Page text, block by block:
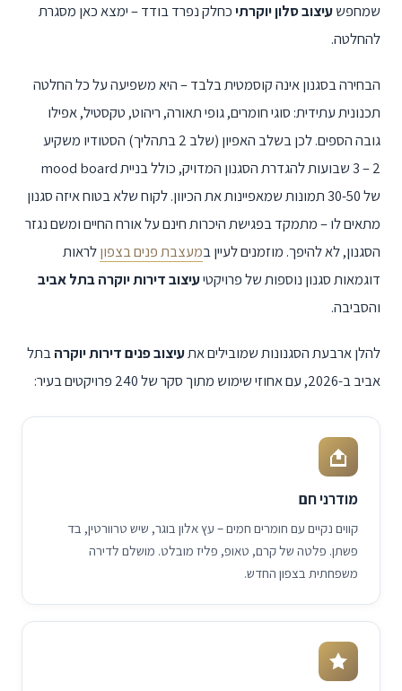
שמחפשעיצוב סלון יוקרתיכחלק נפרד בודד – ימצא כאן מסגרת
להחלטה.
הבחירה בסגנון אינה קוסמטית בלבד – היא משפיעה על כל החלטה
תכנונית עתידית: סוגי חומרים, גופי תאורה, ריהוט, טקסטיל, אפילו
גובה הספים. לכן בשלב האפיון (שלב 2 בתהליך) הסטודיו משקיע
3 – 2
שבועות להגדרת הסגנון המדויק, כולל בניית mood board
של 30-50 תמונות שמאפיינות את הכיוון. לקוח שלא בטוח איזה סגנון
מתאים לו – מתמקד בפגישת היכרות חינם על אורח החיים ומשם נגזר
הסגנון, לא להיפך. מוזמנים לעיין במעצבת פנים בצפוןלראות
דוגמאות סגנון נוספות של פרויקטיעיצוב דירות יוקרה בתל אביב
והסביבה.
להלן ארבעת הסגנונות שמובילים אתעיצוב פנים דירות יוקרהבתל
אביב ב-2026, עם אחוזי שימוש מתוך סקר של 240 פרויקטים בעיר:
מודרני חם
קווים נקיים עם חומרים חמים – עץ אלון בוגר, שיש טרוורטין, בד
פשתן. פלטה של קרם, טאופ, פליז מובלט. מושלם לדירה
משפחתית בצפון החדש.